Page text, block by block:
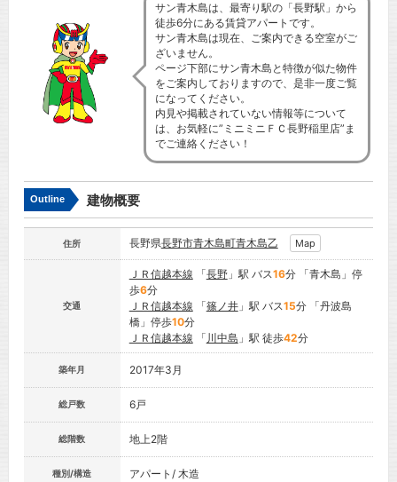
サン青木島は、最寄り駅の「長野駅」から
徒歩6分にある賃貸アパートです。
サン青木島は現在、ご案内できる空室がご
ざいません。
ページ下部にサン青木島と特徴が似た物件
をご案内しておりますので、是非一度ご覧
になってください。
内見や掲載されていない情報等について
は、お気軽に”ミニミニＦＣ長野稲里店”ま
でご連絡ください！
Outline 建物概要
住所 長野県長野市青木島町青木島乙 Map
交通
ＪＲ信越本線 「長野」駅 バス16分 「青木島」停
歩6分
ＪＲ信越本線 「篠ノ井」駅 バス15分 「丹波島
橋」停歩10分
ＪＲ信越本線 「 川中島 」駅 徒歩42分
築年月 2017年3月
総戸数 6戸
総階数 地上2階
種別/構造 アパート/ 木造